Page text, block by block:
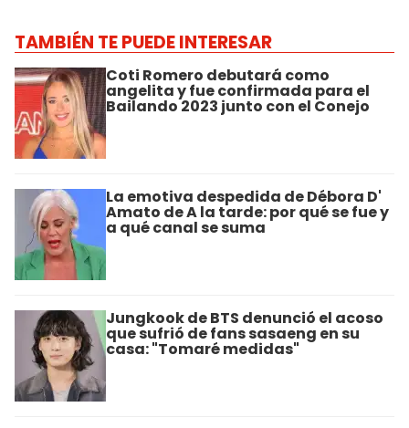
TAMBIÉN TE PUEDE INTERESAR
Coti Romero debutará como
angelita y fue confirmada para el
Bailando 2023 junto con el Conejo
La emotiva despedida de Débora D'
Amato de A la tarde: por qué se fue y
a qué canal se suma
Jungkook de BTS denunció el acoso
que sufrió de fans sasaeng en su
casa: "Tomaré medidas"